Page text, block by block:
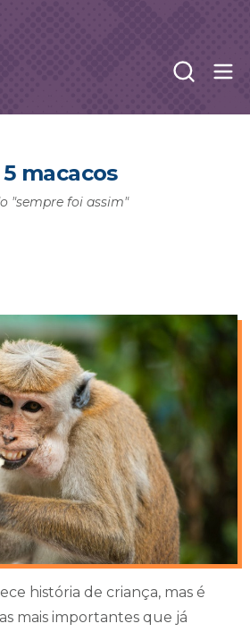
macacos
"sempre foi assim"
história de criança, mas é
mais importantes que já